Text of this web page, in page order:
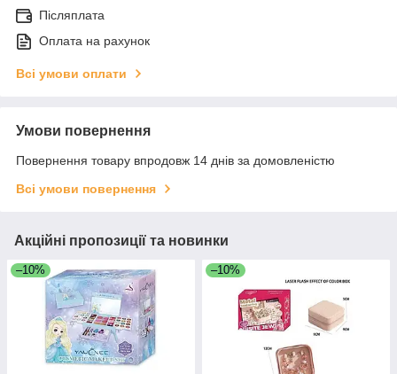
Післяплата
Оплата на рахунок
Всі умови оплати
Умови повернення
Повернення товару впродовж 14 днів за домовленістю
Всі умови повернення
Акційні пропозиції та новинки
–10% –10%